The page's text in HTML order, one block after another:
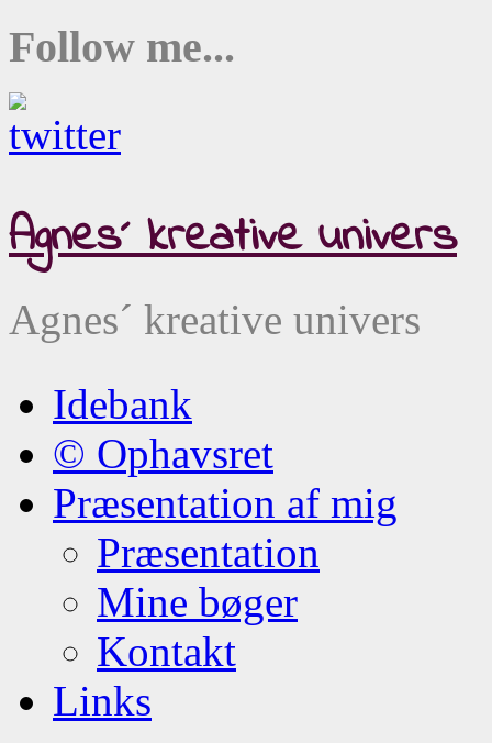
Follow me...
Agnes´ kreative univers
Agnes´ kreative univers
Idebank
© Ophavsret
Præsentation af mig
Præsentation
Mine bøger
Kontakt
Links